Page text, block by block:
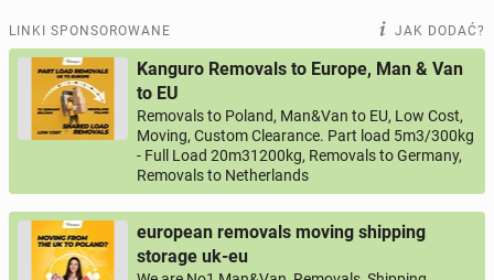
LINKI SPONSOROWANE JAK DODAĆ?
Kanguro Removals to Europe, Man & Van
to EU
Removals to Poland, Man&Van to EU, Low Cost,
Moving, Custom Clearance. Part load 5m3/300kg
- Full Load 20m31200kg, Removals to Germany,
Removals to Netherlands
european removals moving shipping
storage uk-eu